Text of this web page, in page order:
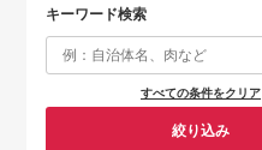
キーワード検索
すべての条件をクリア
絞り込み